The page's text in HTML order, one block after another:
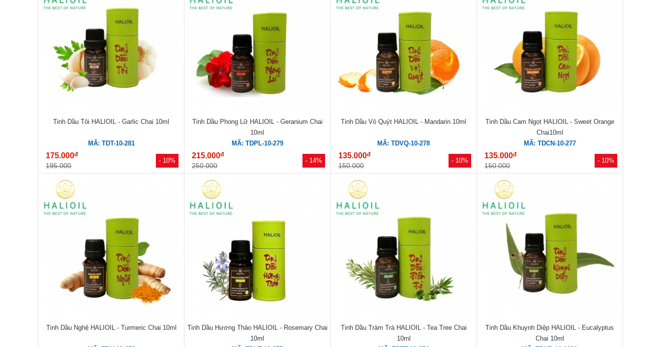
- 10%
Tinh Dầu Tỏi HALIOIL - Garlic Chai 10ml
MÃ: TDT-10-281
175.000đ
195.000
- 14%
Tinh Dầu Phong Lữ HALIOIL - Geranium Chai
10ml
MÃ: TDPL-10-279
215.000đ
250.000
- 10%
Tinh Dầu Vỏ Quýt HALIOIL - Mandarin 10ml
MÃ: TDVQ-10-278
135.000đ
150.000
- 10%
Tinh Dầu Cam Ngọt HALIOIL - Sweet Orange
Chai10ml
MÃ: TDCN-10-277
135.000đ
150.000
Tinh Dầu Nghệ HALIOIL - Turmeric Chai 10ml
Tinh Dầu Hương Thảo HALIOIL - Rosemary Chai
10ml
Tinh Dầu Tràm Trà HALIOIL - Tea Tree Chai
10ml
Tinh Dầu Khuynh Diệp HALIOIL - Eucalyptus
Chai 10ml